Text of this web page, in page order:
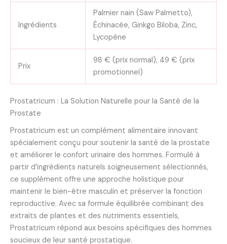
Ingrédients
Palmier nain (Saw Palmetto),
Échinacée, Ginkgo Biloba, Zinc,
Lycopène
Prix
98 € (prix normal), 49 € (prix
promotionnel)
Prostatricum : La Solution Naturelle pour la Santé de la
Prostate
Prostatricum est un complément alimentaire innovant
spécialement conçu pour soutenir la santé de la prostate
et améliorer le confort urinaire des hommes. Formulé à
partir d’ingrédients naturels soigneusement sélectionnés,
ce supplément offre une approche holistique pour
maintenir le bien-être masculin et préserver la fonction
reproductive. Avec sa formule équilibrée combinant des
extraits de plantes et des nutriments essentiels,
Prostatricum répond aux besoins spécifiques des hommes
soucieux de leur santé prostatique.